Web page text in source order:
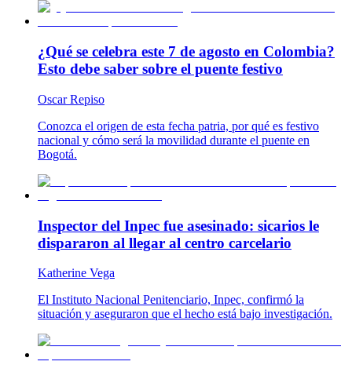
¿Qué se celebra este 7 de agosto en Colombia?
Esto debe saber sobre el puente festivo
Oscar Repiso
Conozca el origen de esta fecha patria, por qué es festivo
nacional y cómo será la movilidad durante el puente en
Bogotá.
Inspector del Inpec fue asesinado: sicarios le
dispararon al llegar al centro carcelario
Katherine Vega
El Instituto Nacional Penitenciario, Inpec, confirmó la
situación y aseguraron que el hecho está bajo investigación.